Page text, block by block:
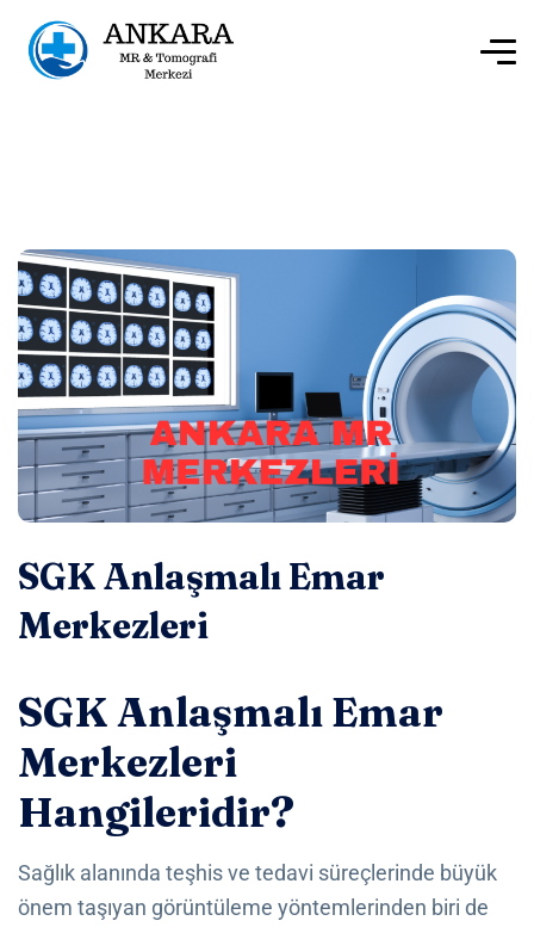
SGK Anlaşmalı Emar
Merkezleri
SGK Anlaşmalı Emar
Merkezleri
Hangileridir?
Sağlık alanında teşhis ve tedavi süreçlerinde büyük
önem taşıyan görüntüleme yöntemlerinden biri de